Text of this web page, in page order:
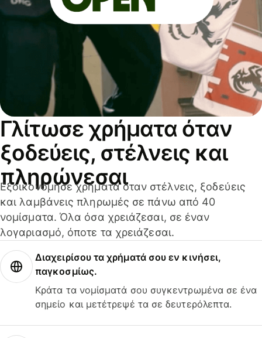
Γλίτωσε χρήματα όταν
ξοδεύεις, στέλνεις και
πληρώνεσαι
Εξοικονόμησε χρήματα όταν στέλνεις, ξοδεύεις
και λαμβάνεις πληρωμές σε πάνω από 40
νομίσματα. Όλα όσα χρειάζεσαι, σε έναν
λογαριασμό, όποτε τα χρειάζεσαι.
Διαχειρίσου τα χρήματά σου εν κινήσει,
παγκοσμίως.
Κράτα τα νομίσματά σου συγκεντρωμένα σε ένα
σημείο και μετέτρεψέ τα σε δευτερόλεπτα.